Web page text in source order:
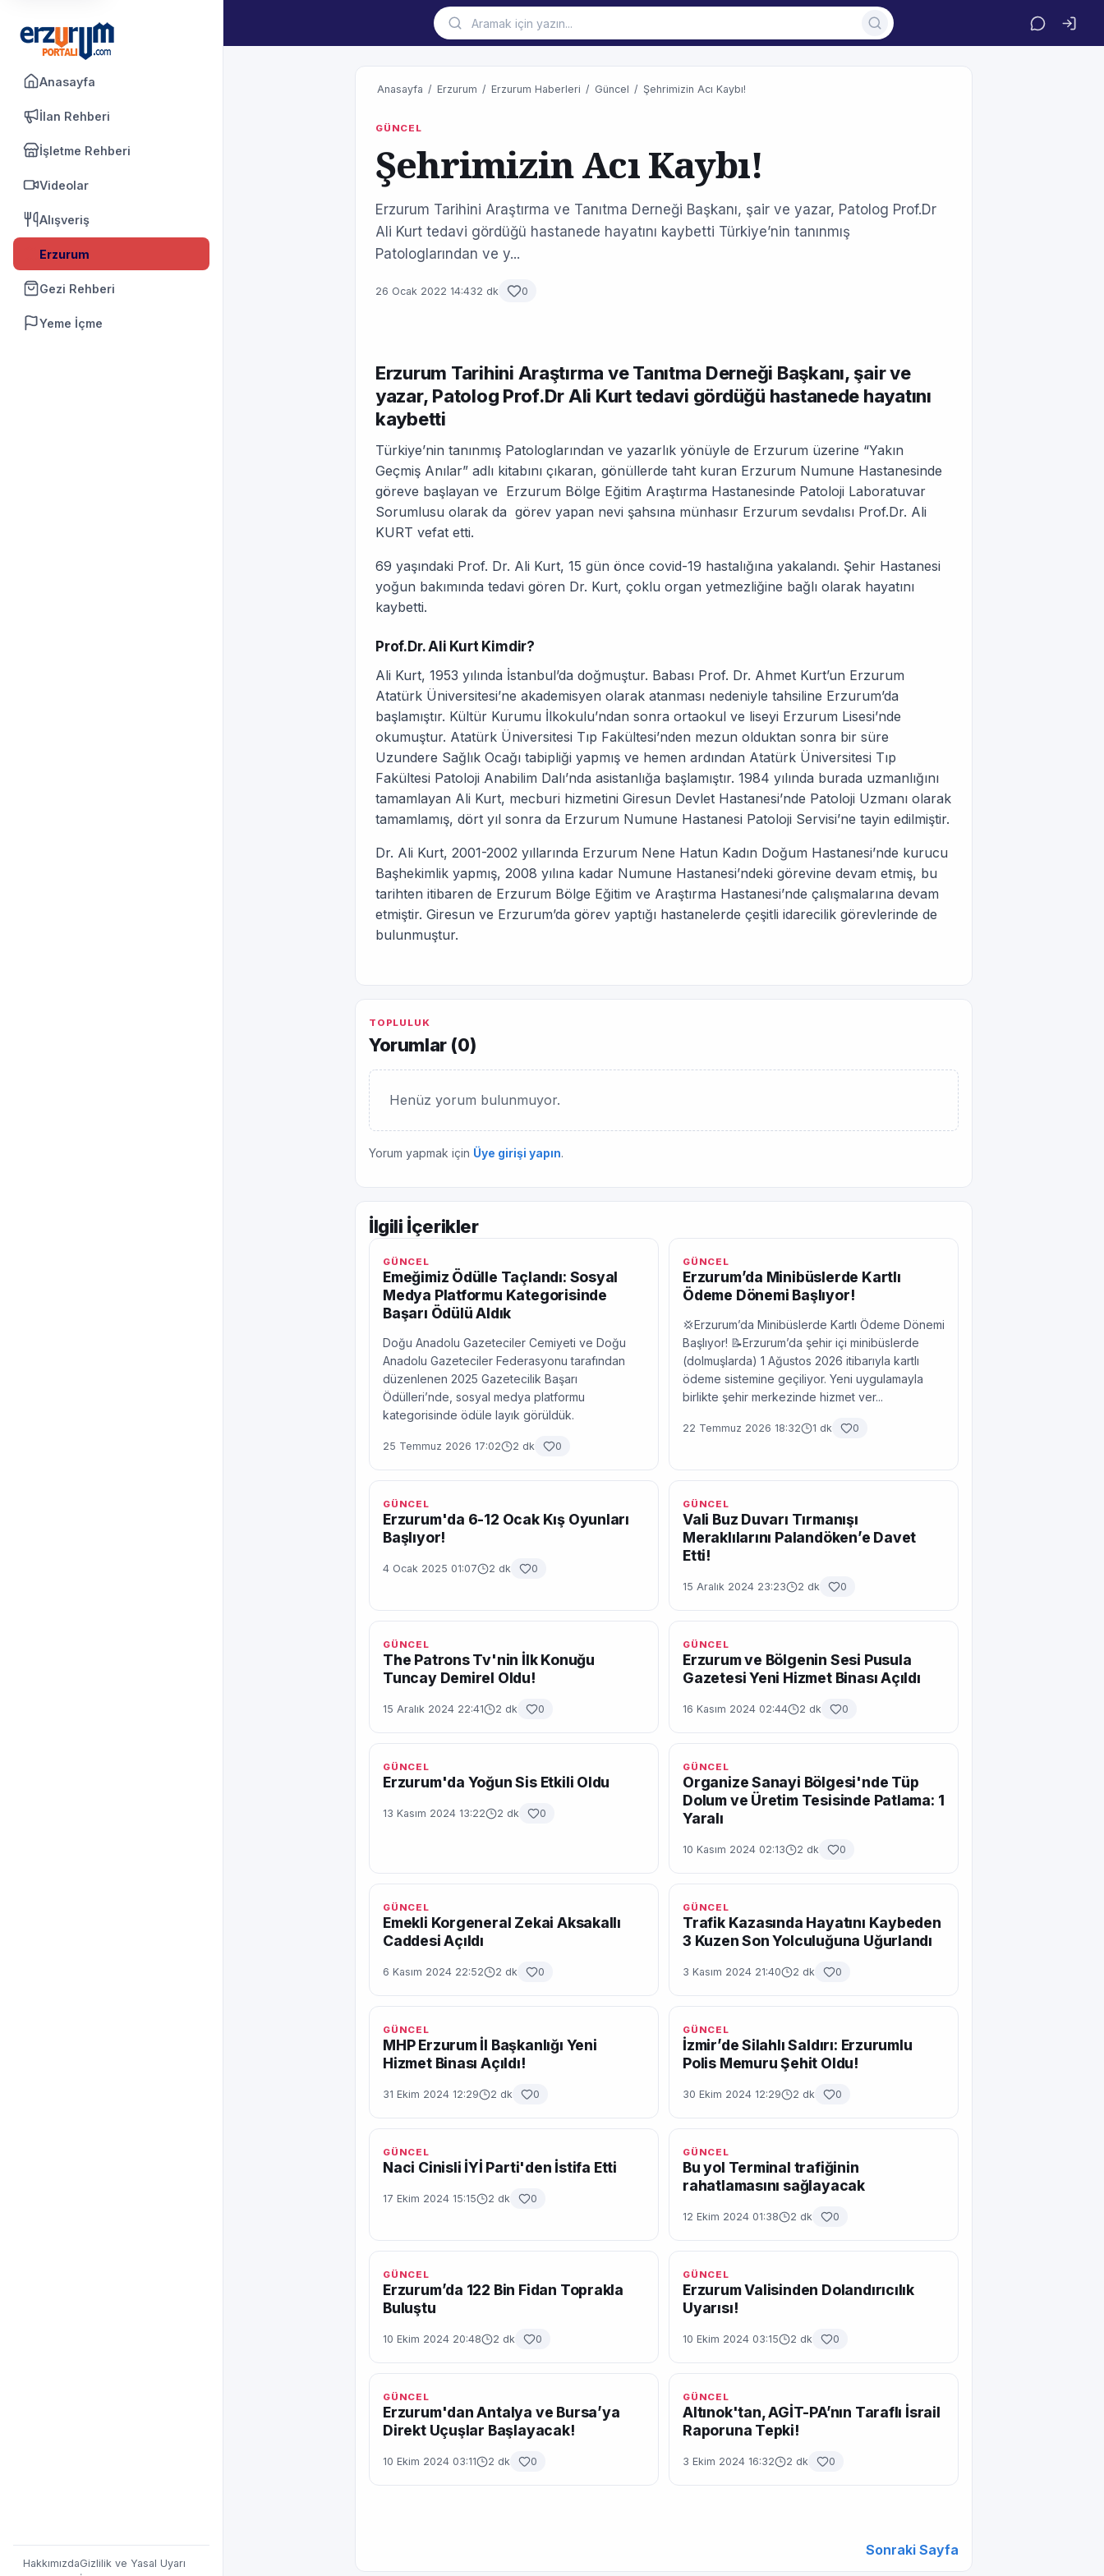
Anasayfa
İlan Rehberi
İşletme Rehberi
Videolar
Alışveriş
Erzurum
Gezi Rehberi
Yeme İçme
HakkımızdaGizlilik ve Yasal Uyarı
Anasayfa / Erzurum / Erzurum Haberleri / Güncel / Şehrimizin Acı Kaybı!
GÜNCEL
Şehrimizin Acı Kaybı!
Erzurum Tarihini Araştırma ve Tanıtma Derneği Başkanı, şair ve yazar, Patolog Prof.Dr
Ali Kurt tedavi gördüğü hastanede hayatını kaybetti Türkiye’nin tanınmış
Patologlarından ve y...
26 Ocak 2022 14:432 dk 0
Erzurum Tarihini Araştırma ve Tanıtma Derneği Başkanı, şair ve
yazar, Patolog Prof.Dr Ali Kurt tedavi gördüğü hastanede hayatını
kaybetti
Türkiye’nin tanınmış Patologlarından ve yazarlık yönüyle de Erzurum üzerine “Yakın
Geçmiş Anılar” adlı kitabını çıkaran, gönüllerde taht kuran Erzurum Numune Hastanesinde
göreve başlayan ve Erzurum Bölge Eğitim Araştırma Hastanesinde Patoloji Laboratuvar
Sorumlusu olarak da görev yapan nevi şahsına münhasır Erzurum sevdalısı Prof.Dr. Ali
KURT vefat etti.
69 yaşındaki Prof. Dr. Ali Kurt, 15 gün önce covid-19 hastalığına yakalandı. Şehir Hastanesi
yoğun bakımında tedavi gören Dr. Kurt, çoklu organ yetmezliğine bağlı olarak hayatını
kaybetti.
Prof.Dr. Ali Kurt Kimdir?
Ali Kurt, 1953 yılında İstanbul’da doğmuştur. Babası Prof. Dr. Ahmet Kurt’un Erzurum
Atatürk Üniversitesi’ne akademisyen olarak atanması nedeniyle tahsiline Erzurum’da
başlamıştır. Kültür Kurumu İlkokulu’ndan sonra ortaokul ve liseyi Erzurum Lisesi’nde
okumuştur. Atatürk Üniversitesi Tıp Fakültesi’nden mezun olduktan sonra bir süre
Uzundere Sağlık Ocağı tabipliği yapmış ve hemen ardından Atatürk Üniversitesi Tıp
Fakültesi Patoloji Anabilim Dalı’nda asistanlığa başlamıştır. 1984 yılında burada uzmanlığını
tamamlayan Ali Kurt, mecburi hizmetini Giresun Devlet Hastanesi’nde Patoloji Uzmanı olarak
tamamlamış, dört yıl sonra da Erzurum Numune Hastanesi Patoloji Servisi’ne tayin edilmiştir.
Dr. Ali Kurt, 2001-2002 yıllarında Erzurum Nene Hatun Kadın Doğum Hastanesi’nde kurucu
Başhekimlik yapmış, 2008 yılına kadar Numune Hastanesi’ndeki görevine devam etmiş, bu
tarihten itibaren de Erzurum Bölge Eğitim ve Araştırma Hastanesi’nde çalışmalarına devam
etmiştir. Giresun ve Erzurum’da görev yaptığı hastanelerde çeşitli idarecilik görevlerinde de
bulunmuştur.
TOPLULUK
Yorumlar (0)
Henüz yorum bulunmuyor.
Yorum yapmak için Üye girişi yapın.
İlgili İçerikler
GÜNCEL
Emeğimiz Ödülle Taçlandı: Sosyal
Medya Platformu Kategorisinde
Başarı Ödülü Aldık
Doğu Anadolu Gazeteciler Cemiyeti ve Doğu
Anadolu Gazeteciler Federasyonu tarafından
düzenlenen 2025 Gazetecilik Başarı
Ödülleri’nde, sosyal medya platformu
kategorisinde ödüle layık görüldük.
25 Temmuz 2026 17:02 2 dk 0
GÜNCEL
Erzurum’da Minibüslerde Kartlı
Ödeme Dönemi Başlıyor!
💢Erzurum’da Minibüslerde Kartlı Ödeme Dönemi
Başlıyor! 📝Erzurum’da şehir içi minibüslerde
(dolmuşlarda) 1 Ağustos 2026 itibarıyla kartlı
ödeme sistemine geçiliyor. Yeni uygulamayla
birlikte şehir merkezinde hizmet ver...
22 Temmuz 2026 18:32 1 dk 0
GÜNCEL
Erzurum'da 6-12 Ocak Kış Oyunları
Başlıyor!
4 Ocak 2025 01:07 2 dk 0
GÜNCEL
Vali Buz Duvarı Tırmanışı
Meraklılarını Palandöken’e Davet
Etti!
15 Aralık 2024 23:23 2 dk 0
GÜNCEL
The Patrons Tv'nin İlk Konuğu
Tuncay Demirel Oldu!
15 Aralık 2024 22:41 2 dk 0
GÜNCEL
Erzurum ve Bölgenin Sesi Pusula
Gazetesi Yeni Hizmet Binası Açıldı
16 Kasım 2024 02:44 2 dk 0
GÜNCEL
Erzurum'da Yoğun Sis Etkili Oldu
13 Kasım 2024 13:22 2 dk 0
GÜNCEL
Organize Sanayi Bölgesi'nde Tüp
Dolum ve Üretim Tesisinde Patlama: 1
Yaralı
10 Kasım 2024 02:13 2 dk 0
GÜNCEL
Emekli Korgeneral Zekai Aksakallı
Caddesi Açıldı
6 Kasım 2024 22:52 2 dk 0
GÜNCEL
Trafik Kazasında Hayatını Kaybeden
3 Kuzen Son Yolculuğuna Uğurlandı
3 Kasım 2024 21:40 2 dk 0
GÜNCEL
MHP Erzurum İl Başkanlığı Yeni
Hizmet Binası Açıldı!
31 Ekim 2024 12:29 2 dk 0
GÜNCEL
İzmir’de Silahlı Saldırı: Erzurumlu
Polis Memuru Şehit Oldu!
30 Ekim 2024 12:29 2 dk 0
GÜNCEL
Naci Cinisli İYİ Parti'den İstifa Etti
17 Ekim 2024 15:15 2 dk 0
GÜNCEL
Bu yol Terminal trafiğinin
rahatlamasını sağlayacak
12 Ekim 2024 01:38 2 dk 0
GÜNCEL
Erzurum’da 122 Bin Fidan Toprakla
Buluştu
10 Ekim 2024 20:48 2 dk 0
GÜNCEL
Erzurum Valisinden Dolandırıcılık
Uyarısı!
10 Ekim 2024 03:15 2 dk 0
GÜNCEL
Erzurum'dan Antalya ve Bursa’ya
Direkt Uçuşlar Başlayacak!
10 Ekim 2024 03:11 2 dk 0
GÜNCEL
Altınok'tan, AGİT-PA’nın Taraflı İsrail
Raporuna Tepki!
3 Ekim 2024 16:32 2 dk 0
Sonraki Sayfa